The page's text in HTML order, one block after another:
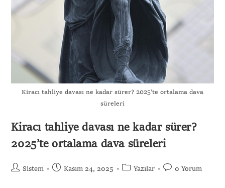
Kiracı tahliye davası ne kadar sürer? 2025’te ortalama dava
süreleri
Kiracı tahliye davası ne kadar sürer?
2025’te ortalama dava süreleri
Sistem Kasım 24, 2025 Yazılar 0 Yorum